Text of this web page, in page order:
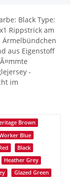
Black Type:
Rippstrick am
Ärmelbündchen
aus Eigenstoff
-
im
Brown
Blue
Black
Heather Grey
Glazed Green